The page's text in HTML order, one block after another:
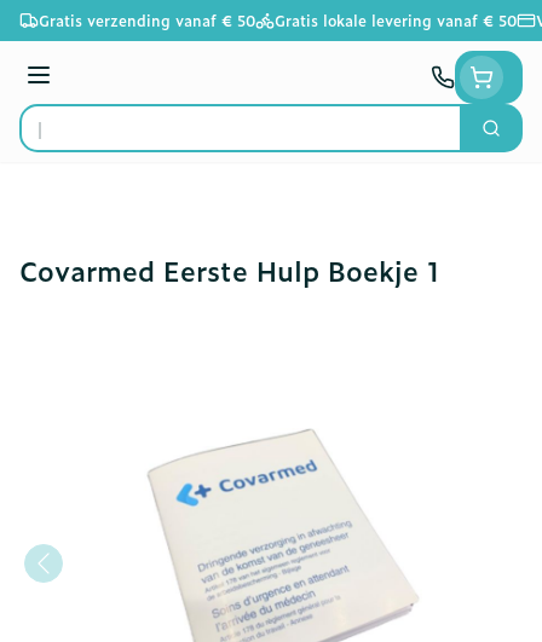
Ga naar de inhoud
Gratis verzending vanaf € 50 Gratis lokale levering vanaf € 50
Menu
Product, merk, categorie...
Zoek
Covarmed Eerste Hulp Boekje 1